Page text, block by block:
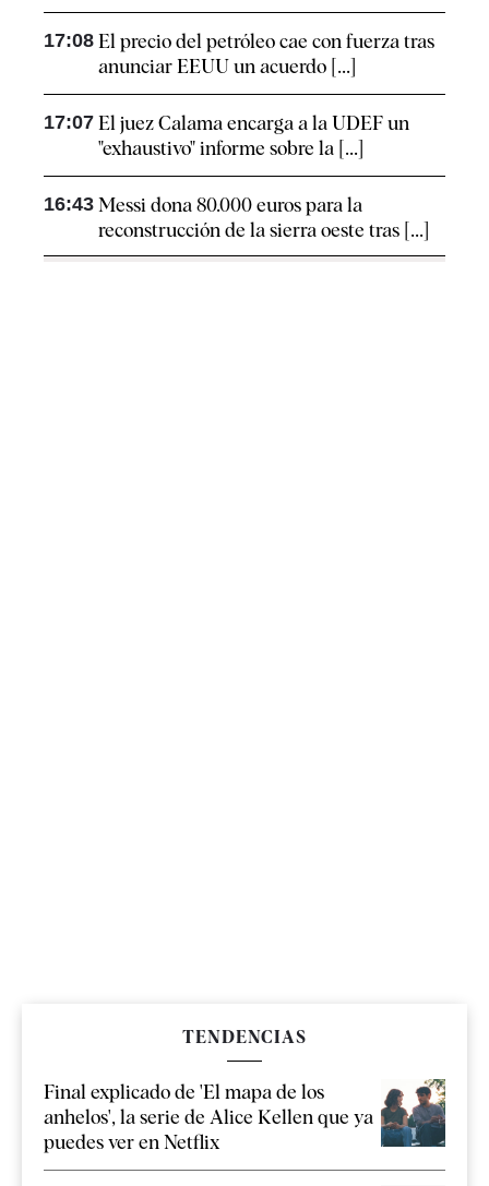
17:08 El precio del petróleo cae con fuerza tras
anunciar EEUU un acuerdo [...]
17:07 El juez Calama encarga a la UDEF un
"exhaustivo" informe sobre la [...]
16:43 Messi dona 80.000 euros para la
reconstrucción de la sierra oeste tras [...]
TENDENCIAS
Final explicado de 'El mapa de los
anhelos', la serie de Alice Kellen que ya
puedes ver en Netflix